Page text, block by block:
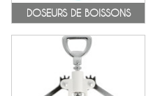
DOSEURS DE BOISSONS